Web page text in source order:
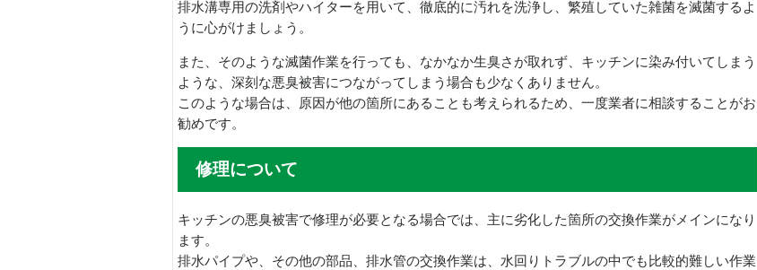
排水溝専用の洗剤やハイターを用いて、徹底的に汚れを洗浄し、繁殖していた雑菌を滅菌するよ
うに心がけましょう。
また、そのような滅菌作業を行っても、なかなか生臭さが取れず、キッチンに染み付いてしまう
ような、深刻な悪臭被害につながってしまう場合も少なくありません。
このような場合は、原因が他の箇所にあることも考えられるため、一度業者に相談することがお
勧めです。
修理について
キッチンの悪臭被害で修理が必要となる場合では、主に劣化した箇所の交換作業がメインになり
ます。
排水パイプや、その他の部品、排水管の交換作業は、水回りトラブルの中でも比較的難しい作業